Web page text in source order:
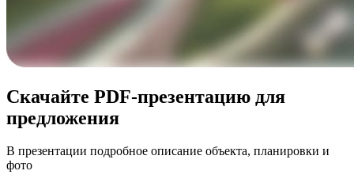
Скачайте PDF-презентацию для
предложения
В презентации подробное описание объекта, планировки и
фото